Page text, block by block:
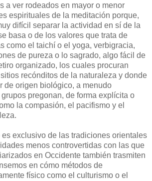
a ver rodeados en mayor o menor
espirituales de la meditación porque,
difícil separar la actividad en sí de la
basa o de los valores que trata de
como el taichí o el yoga, verbigracia,
de pureza o lo sagrado, algo fácil de
organizado, los cuales procuran
sitios recónditos de la naturaleza y donde
de origen biológico, a menudo
pregonan, de forma explícita o
la compasión, el pacifismo y el
exclusivo de las tradiciones orientales
menos controvertidas con las que
en Occidente también trasmiten
en cómo métodos de
físico como el culturismo o el